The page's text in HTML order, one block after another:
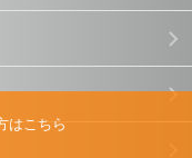
はこちら